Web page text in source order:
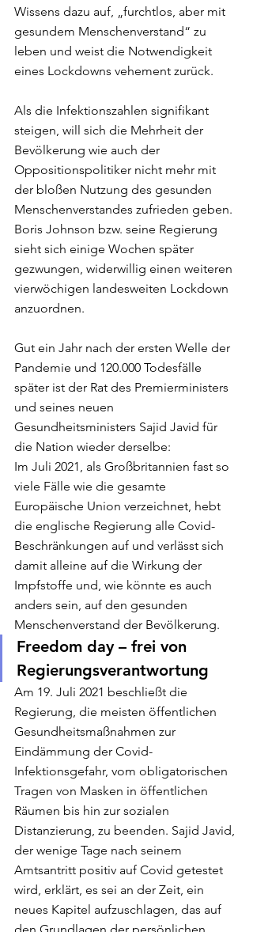
Wissens dazu auf, „furchtlos, aber mit
gesundem Menschenverstand“ zu
leben und weist die Notwendigkeit
eines Lockdowns vehement zurück.
Als die Infektionszahlen signifikant
steigen, will sich die Mehrheit der
Bevölkerung wie auch der
Oppositionspolitiker nicht mehr mit
der bloßen Nutzung des gesunden
Menschenverstandes zufrieden geben.
Boris Johnson bzw. seine Regierung
sieht sich einige Wochen später
gezwungen, widerwillig einen weiteren
vierwöchigen landesweiten Lockdown
anzuordnen.
Gut ein Jahr nach der ersten Welle der
Pandemie und 120.000 Todesfälle
später ist der Rat des Premierministers
und seines neuen
Gesundheitsministers Sajid Javid für
die Nation wieder derselbe:
Im Juli 2021, als Großbritannien fast so
viele Fälle wie die gesamte
Europäische Union verzeichnet, hebt
die englische Regierung alle Covid-
Beschränkungen auf und verlässt sich
damit alleine auf die Wirkung der
Impfstoffe und, wie könnte es auch
anders sein, auf den gesunden
Menschenverstand der Bevölkerung.
Freedom day – frei von
Regierungsverantwortung
Am 19. Juli 2021 beschließt die
Regierung, die meisten öffentlichen
Gesundheitsmaßnahmen zur
Eindämmung der Covid-
Infektionsgefahr, vom obligatorischen
Tragen von Masken in öffentlichen
Räumen bis hin zur sozialen
Distanzierung, zu beenden. Sajid Javid,
der wenige Tage nach seinem
Amtsantritt positiv auf Covid getestet
wird, erklärt, es sei an der Zeit, ein
neues Kapitel aufzuschlagen, das auf